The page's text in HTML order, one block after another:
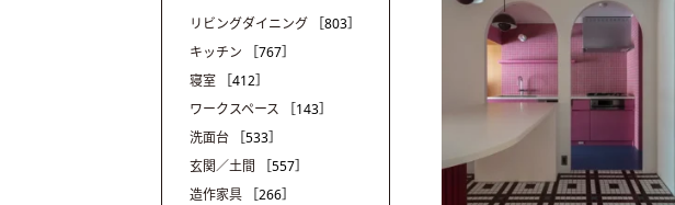
リビングダイニング
［803］
キッチン
［767］
寝室
［412］
ワークスペース
［143］
洗面台
［533］
玄関／土間
［557］
造作家具
［266］